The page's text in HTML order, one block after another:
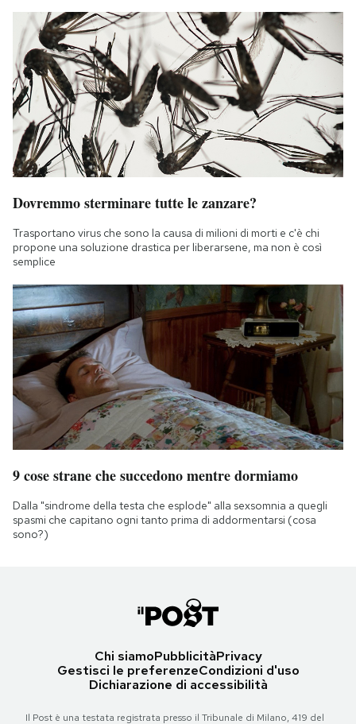
Dovremmo sterminare tutte le zanzare?
Trasportano virus che sono la causa di milioni di morti e c'è chi
propone una soluzione drastica per liberarsene, ma non è così
semplice
9 cose strane che succedono mentre dormiamo
Dalla "sindrome della testa che esplode" alla sexsomnia a quegli
spasmi che capitano ogni tanto prima di addormentarsi (cosa
sono?)
Chi siamoPubblicitàPrivacy
Gestisci le preferenzeCondizioni d'uso
Dichiarazione di accessibilità
Il Post è una testata registrata presso il Tribunale di Milano, 419 del